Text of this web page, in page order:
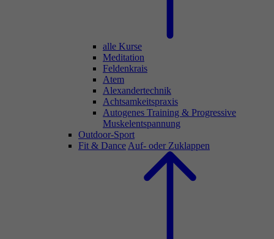
alle Kurse
Meditation
Feldenkrais
Atem
Alexandertechnik
Achtsamkeitspraxis
Autogenes Training & Progressive
Muskelentspannung
Outdoor-Sport
Fit & Dance Auf- oder Zuklappen